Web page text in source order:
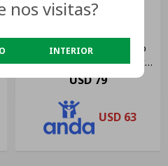
Extractor James De Baño
Frente De Vidrio Ej 200vt
Color Blanco
USD79
USD 63
nos visitas?
INTERIOR